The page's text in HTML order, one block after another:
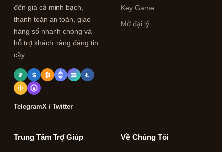
đến giá cả minh bạch,
thanh toán an toàn, giao
hàng số nhanh chóng và
hỗ trợ khách hàng đáng tin
cậy.
₮ $ ₿ Ł
TelegramX / Twitter
Key Game
Mở đại lý
Trung Tâm Trợ Giúp Về Chúng Tôi